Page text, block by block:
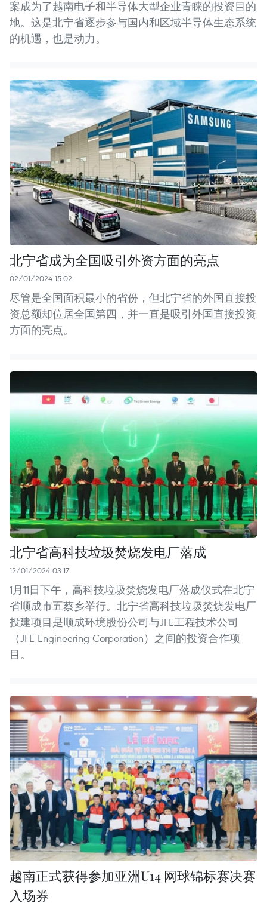
案成为了越南电子和半导体大型企业青睐的投资目的
地。这是北宁省逐步参与国内和区域半导体生态系统
的机遇，也是动力。
北宁省成为全国吸引外资方面的亮点
02/01/2024 15:02
尽管是全国面积最小的省份，但北宁省的外国直接投
资总额却位居全国第四，并一直是吸引外国直接投资
方面的亮点。
北宁省高科技垃圾焚烧发电厂落成
12/01/2024 03:17
1月11日下午，高科技垃圾焚烧发电厂落成仪式在北宁
省顺成市五蔡乡举行。北宁省高科技垃圾焚烧发电厂
投建项目是顺成环境股份公司与JFE工程技术公司
（JFE Engineering Corporation）之间的投资合作项
目。
越南正式获得参加亚洲U14 网球锦标赛决赛
入场券